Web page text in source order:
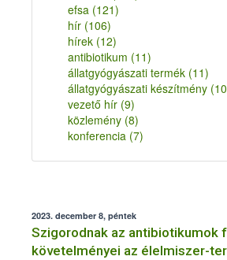
efsa (121)
hír (106)
hírek (12)
antibiotikum (11)
állatgyógyászati termék (11)
állatgyógyászati készítmény
vezető hír (9)
közlemény (8)
konferencia (7)
2023. december 8, péntek
Szigorodnak az antibiotikumok
követelményei az élelmiszer-